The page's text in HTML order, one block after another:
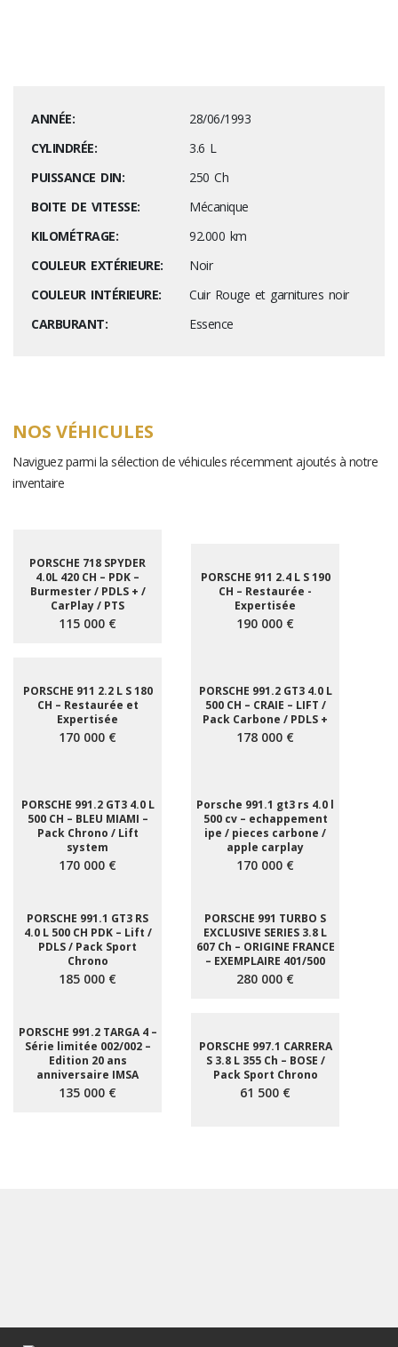
ANNÉE:
28/06/1993
CYLINDRÉE:
3.6 L
PUISSANCE DIN:
250 Ch
BOITE DE VITESSE:
Mécanique
KILOMÉTRAGE:
92.000 km
COULEUR EXTÉRIEURE:
Noir
COULEUR INTÉRIEURE:
Cuir Rouge et garnitures noir
CARBURANT:
Essence
NOS VÉHICULES
Naviguez parmi la sélection de véhicules récemment ajoutés à notre
inventaire
PORSCHE 718 SPYDER
4.0L 420 CH – PDK –
Burmester / PDLS + /
CarPlay / PTS
115 000 €
PORSCHE 911 2.4 L S 190
CH – Restaurée -
Expertisée
190 000 €
PORSCHE 911 2.2 L S 180
CH – Restaurée et
Expertisée
170 000 €
PORSCHE 991.2 GT3 4.0 L
500 CH – CRAIE – LIFT /
Pack Carbone / PDLS +
178 000 €
PORSCHE 991.2 GT3 4.0 L
500 CH – BLEU MIAMI –
Pack Chrono / Lift
system
170 000 €
Porsche 991.1 gt3 rs 4.0 l
500 cv – echappement
ipe / pieces carbone /
apple carplay
170 000 €
PORSCHE 991.1 GT3 RS
4.0 L 500 CH PDK – Lift /
PDLS / Pack Sport
Chrono
185 000 €
PORSCHE 991 TURBO S
EXCLUSIVE SERIES 3.8 L
607 Ch – ORIGINE FRANCE
– EXEMPLAIRE 401/500
280 000 €
PORSCHE 991.2 TARGA 4 –
Série limitée 002/002 –
Edition 20 ans
anniversaire IMSA
135 000 €
PORSCHE 997.1 CARRERA
S 3.8 L 355 Ch – BOSE /
Pack Sport Chrono
61 500 €